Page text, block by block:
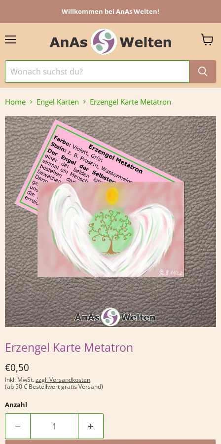
Willkommen bei AnAs Welten!
Home Engel Karten Erzengel Karte Metatron
Erzengel Karte Metatron
Derzeitiger Preis
€0,50
Inkl. MwSt.zzgl. Versandkosten
(ab 50 € Bestellwert gratis Versand)
Anzahl